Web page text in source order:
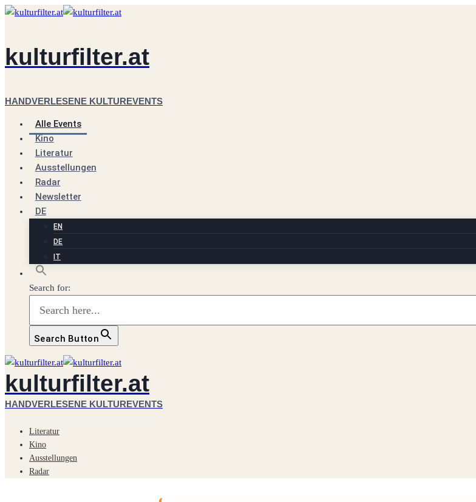
Zum
kulturfilter.at
HANDVERLESENE KULTUREVENTS
Alle Events
Kino
Literatur
Ausstellungen
Radar
Newsletter
DE
EN
DE
IT
Search for:
Search Button
kulturfilter.at
HANDVERLESENE KULTUREVENTS
Literatur
Kino
Ausstellungen
Radar